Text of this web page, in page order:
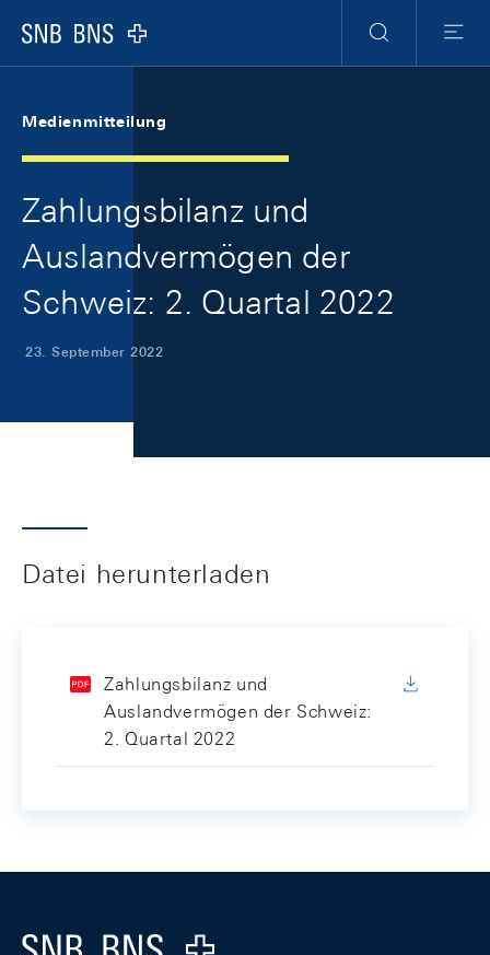
Logo
Suche
Menu
Medienmitteilung
Zahlungsbilanz und
Auslandvermögen der
Schweiz: 2. Quartal 2022
23. September 2022
Datei herunterladen
Zahlungsbilanz und
Auslandvermögen der Schweiz:
2. Quartal 2022
Logo